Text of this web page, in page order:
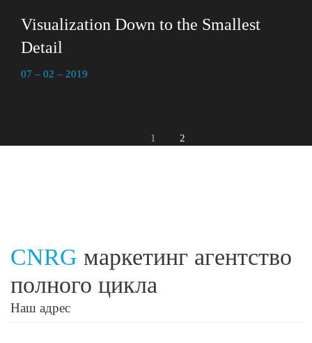
Visualization Down to the Smallest
Detail
07 – 02 – 2019
1 2
CNRG маркетинг агентство
полного цикла
Наш адрес